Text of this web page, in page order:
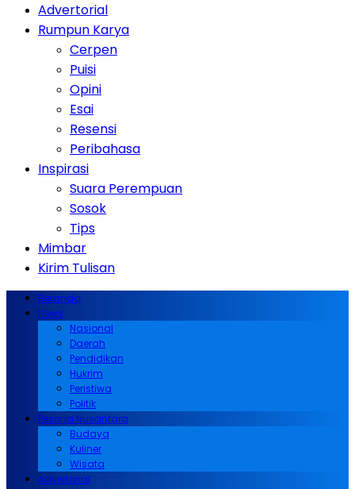
Advertorial
Rumpun Karya
Cerpen
Puisi
Opini
Esai
Resensi
Peribahasa
Inspirasi
Suara Perempuan
Sosok
Tips
Mimbar
Kirim Tulisan
Beranda
News
Nasional
Daerah
Pendidikan
Hukrim
Peristiwa
Politik
Pesona Nusantara
Budaya
Kuliner
Wisata
Advertorial